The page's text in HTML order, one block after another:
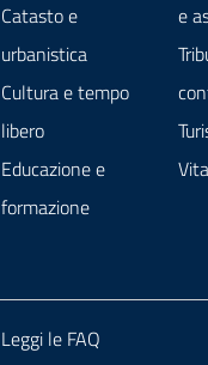
Catasto e
urbanistica
Cultura e tempo
libero
Educazione e
formazione
e
Leggi le FAQ